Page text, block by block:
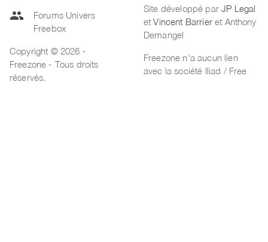
group
Forums Univers
Freebox
Copyright © 2026 -
Freezone - Tous droits
réservés.
Site développé parJP Legal
etVincent Barrieret Anthony
Demangel
Freezone n'a aucun lien
avec la société Iliad / Free